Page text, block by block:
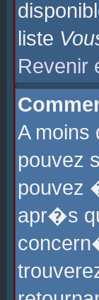
liste
Revenir
A moins
pouvez
pouvez
apr�s